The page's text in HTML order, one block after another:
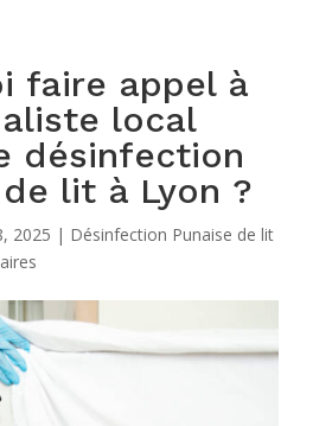
faire appel à
local
désinfection
lit à Lyon ?
2025 | Désinfection Punaise de lit